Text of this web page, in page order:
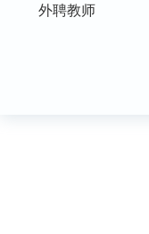
外聘教师